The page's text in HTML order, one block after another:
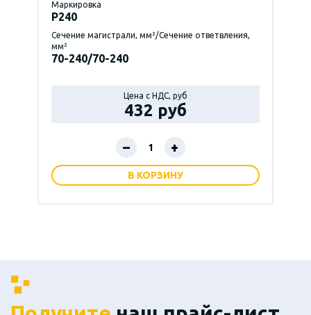
Маркировка
P240
Сечение магистрали, мм²/Сечение ответвления,
мм²
70-240/70-240
Цена с НДС, руб
432 руб
– +
В КОРЗИНУ